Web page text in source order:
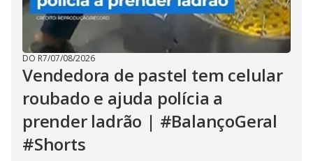
DO R7/07/08/2026
Vendedora de pastel tem celular
roubado e ajuda polícia a
prender ladrão | #BalançoGeral
#Shorts